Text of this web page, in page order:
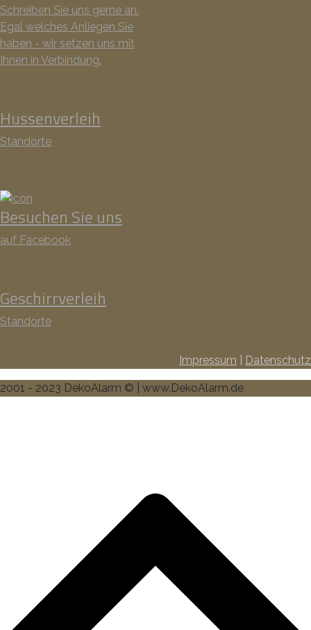
Schreiben Sie uns gerne an.
Egal welches Anliegen Sie
haben - wir setzen uns mit
Ihnen in Verbindung.
Hussenverleih
Standorte
Besuchen Sie uns
auf Facebook
Geschirrverleih
Standorte
Impressum Datenschutz
2001 - 2023 DekoAlarm © | www.DekoAlarm.de